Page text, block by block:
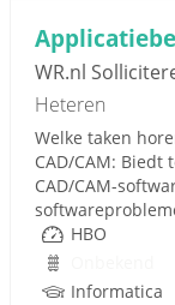
WR.nl
Heteren
Welke taken
CAD/CAM:
CAD/CAM-
HBO
Informatica